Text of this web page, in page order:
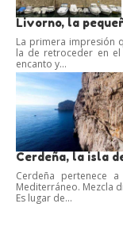
Livorno, la
La primera impresión
la de retroceder en el
encanto y...
Cerdeña, la isla
Cerdeña pertenece
Mediterráneo. Mezcla
Es lugar de...